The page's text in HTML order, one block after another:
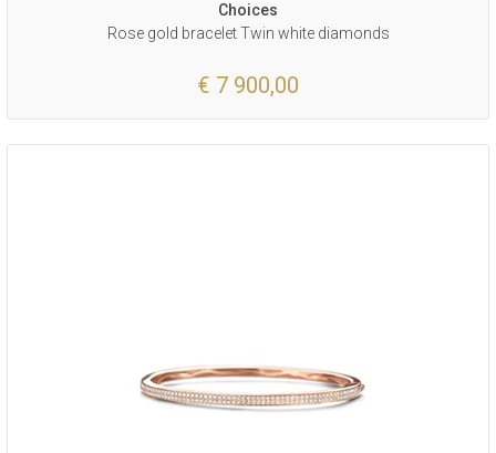
Choices
Rose gold bracelet Twin white diamonds
€ 7 900,00